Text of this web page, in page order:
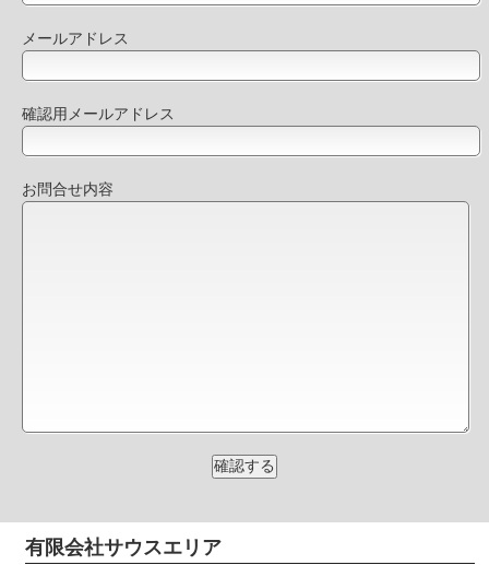
メールアドレス
確認用メールアドレス
お問合せ内容
有限会社サウスエリア